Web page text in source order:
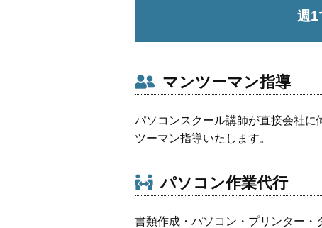
週1
マンツーマン指導
パソコンスクール講師が直接会社
ツーマン指導いたします。
パソコン作業代行
書類作成・パソコン・プリンター